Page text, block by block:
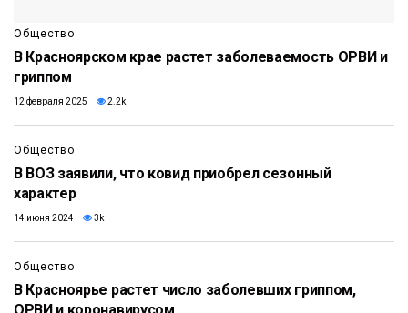
Общество
В Красноярском крае растет заболеваемость ОРВИ и
гриппом
12 февраля 2025 2.2k
Общество
В ВОЗ заявили, что ковид приобрел сезонный
характер
14 июня 2024 3k
Общество
В Красноярье растет число заболевших гриппом,